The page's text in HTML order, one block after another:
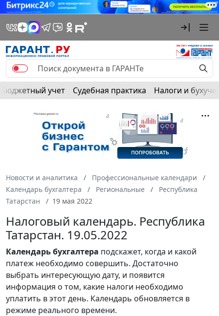
Бюджетный учет Судебная практика Налоги и
Новости и аналитика
Профессиональные календари
Календарь бухгалтера
Региональные
Республика
Татарстан
19 мая 2022
Налоговый календарь. Республика
Татарстан. 19.05.2022
Календарьбухгалтера подскажет, когда и какой
платеж необходимо совершить. Достаточно
выбрать интересующую дату, и появится
информация о том, какие налоги необходимо
уплатить в этот день. Календарь обновляется в
режиме реального времени.